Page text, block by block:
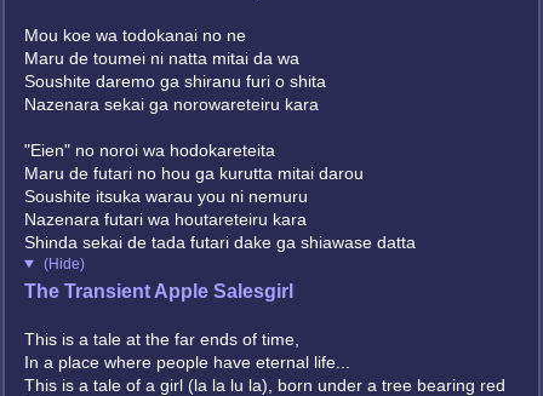
Mou koe wa todokanai no ne
Maru de toumei ni natta mitai da wa
Soushite daremo ga shiranu furi o shita
Nazenara sekai ga norowareteiru kara
"Eien" no noroi wa hodokareteita
Maru de futari no hou ga kurutta mitai darou
Soushite itsuka warau you ni nemuru
Nazenara futari wa houtareteiru kara
Shinda sekai de tada futari dake ga shiawase datta
(Hide)
The Transient Apple Salesgirl
This is a tale at the far ends of time,
In a place where people have eternal life...
This is a tale of a girl (la la lu la), born under a tree bearing red